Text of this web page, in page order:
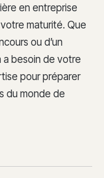
en entreprise
maturité. Que
ou d’un
a besoin de votre
pour préparer
du monde de